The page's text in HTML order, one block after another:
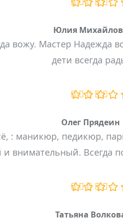
Юлия
вожу. Мастер Надежда
дети всегда
Олег Прядеин
: маникюр, педикюр,
внимательный. Всегда
Татьяна